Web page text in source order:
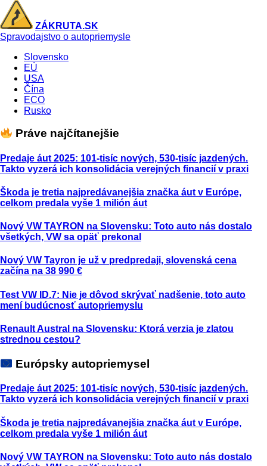
ZÁKRUTA.SK
Spravodajstvo o autopriemysle
Slovensko
EÚ
USA
Čína
ECO
Rusko
Práve najčítanejšie
Predaje áut 2025: 101-tisíc nových, 530-tisíc jazdených.
Takto vyzerá ich konsolidácia verejných financií v praxi
Škoda je tretia najpredávanejšia značka áut v Európe,
celkom predala vyše 1 milión áut
Nový VW TAYRON na Slovensku: Toto auto nás dostalo
všetkých, VW sa opäť prekonal
Nový VW Tayron je už v predpredaji, slovenská cena
začína na 38 990 €
Test VW ID.7: Nie je dôvod skrývať nadšenie, toto auto
mení budúcnosť autopriemyslu
Renault Austral na Slovensku: Ktorá verzia je zlatou
strednou cestou?
Európsky autopriemysel
Predaje áut 2025: 101-tisíc nových, 530-tisíc jazdených.
Takto vyzerá ich konsolidácia verejných financií v praxi
Škoda je tretia najpredávanejšia značka áut v Európe,
celkom predala vyše 1 milión áut
Nový VW TAYRON na Slovensku: Toto auto nás dostalo